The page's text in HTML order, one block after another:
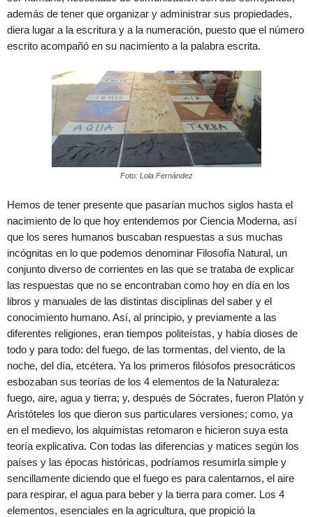
además de tener que organizar y administrar sus propiedades,
diera lugar a la escritura y a la numeración, puesto que el número
escrito acompañó en su nacimiento a la palabra escrita.
Foto: Lola Fernández
Hemos de tener presente que pasarían muchos siglos hasta el
nacimiento de lo que hoy entendemos por Ciencia Moderna, así
que los seres humanos buscaban respuestas a sus muchas
incógnitas en lo que podemos denominar Filosofía Natural, un
conjunto diverso de corrientes en las que se trataba de explicar
las respuestas que no se encontraban como hoy en día en los
libros y manuales de las distintas disciplinas del saber y el
conocimiento humano. Así, al principio, y previamente a las
diferentes religiones, eran tiempos politeístas, y había dioses de
todo y para todo: del fuego, de las tormentas, del viento, de la
noche, del día, etcétera. Ya los primeros filósofos presocráticos
esbozaban sus teorías de los 4 elementos de la Naturaleza:
fuego, aire, agua y tierra; y, después de Sócrates, fueron Platón y
Aristóteles los que dieron sus particulares versiones; como, ya
en el medievo, los alquimistas retomaron e hicieron suya esta
teoría explicativa. Con todas las diferencias y matices según los
países y las épocas históricas, podríamos resumirla simple y
sencillamente diciendo que el fuego es para calentarnos, el aire
para respirar, el agua para beber y la tierra para comer. Los 4
elementos, esenciales en la agricultura, que propició la